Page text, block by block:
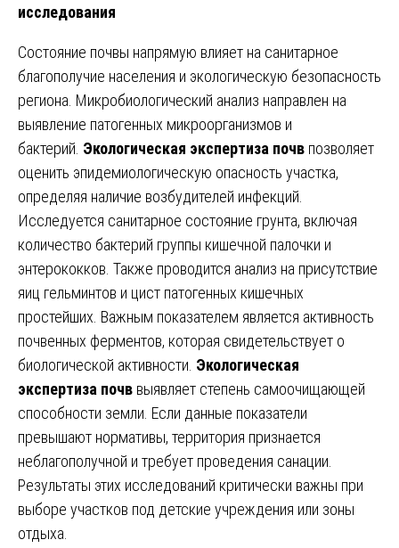
исследования
Состояние почвы напрямую влияет на санитарное
благополучие населения и экологическую безопасность
региона. Микробиологический анализ направлен на
выявление патогенных микроорганизмов и
бактерий. Экологическая экспертиза почв позволяет
оценить эпидемиологическую опасность участка,
определяя наличие возбудителей инфекций.
Исследуется санитарное состояние грунта, включая
количество бактерий группы кишечной палочки и
энтерококков. Также проводится анализ на присутствие
яиц гельминтов и цист патогенных кишечных
простейших. Важным показателем является активность
почвенных ферментов, которая свидетельствует о
биологической активности. Экологическая
экспертиза почв выявляет степень самоочищающей
способности земли. Если данные показатели
превышают нормативы, территория признается
неблагополучной и требует проведения санации.
Результаты этих исследований критически важны при
выборе участков под детские учреждения или зоны
отдыха.